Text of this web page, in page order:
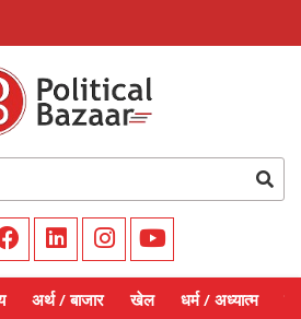
अर्थ / बाजार खेल धर्म / अध्यात्म